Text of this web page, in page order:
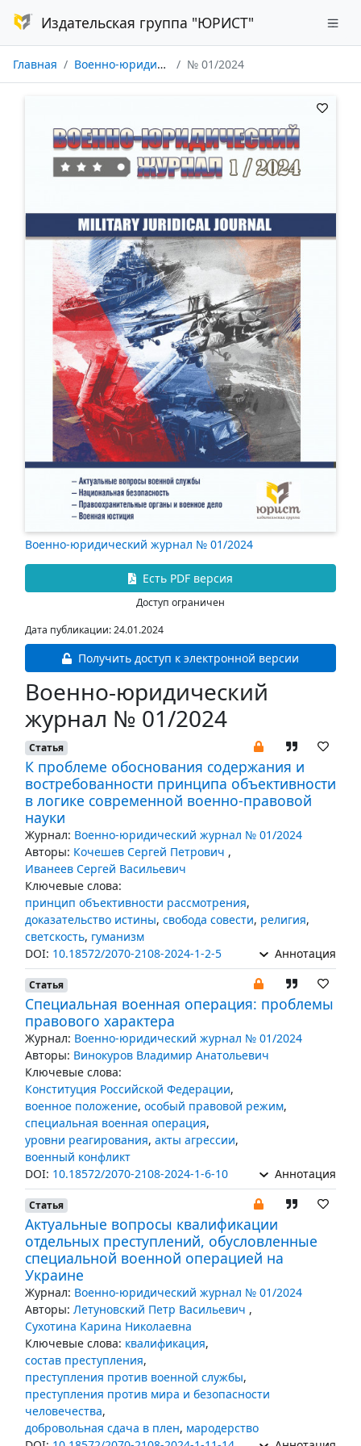
Издательская группа "ЮРИСТ"
Главная Военно-юридический журнал № 01/2024
Военно-юридический журнал № 01/2024
Есть PDF версия
Доступ ограничен
Дата публикации: 24.01.2024
Получить доступ к электронной версии
Военно-юридический
журнал № 01/2024
Статья
К проблеме обоснования содержания и
востребованности принципа объективности
в логике современной военно-правовой
науки
Журнал: Военно-юридический журнал № 01/2024
Авторы: Кочешев Сергей Петрович ,
Иванеев Сергей Васильевич
Ключевые слова:
принцип объективности рассмотрения,
доказательство истины, свобода совести, религия,
светскость, гуманизм
DOI: 10.18572/2070-2108-2024-1-2-5 Аннотация
Статья
Специальная военная операция: проблемы
правового характера
Журнал: Военно-юридический журнал № 01/2024
Авторы: Винокуров Владимир Анатольевич
Ключевые слова:
Конституция Российской Федерации,
военное положение, особый правовой режим,
специальная военная операция,
уровни реагирования, акты агрессии,
военный конфликт
DOI: 10.18572/2070-2108-2024-1-6-10 Аннотация
Статья
Актуальные вопросы квалификации
отдельных преступлений, обусловленные
специальной военной операцией на
Украине
Журнал: Военно-юридический журнал № 01/2024
Авторы: Летуновский Петр Васильевич ,
Сухотина Карина Николаевна
Ключевые слова: квалификация,
состав преступления,
преступления против военной службы,
преступления против мира и безопасности
человечества,
добровольная сдача в плен, мародерство